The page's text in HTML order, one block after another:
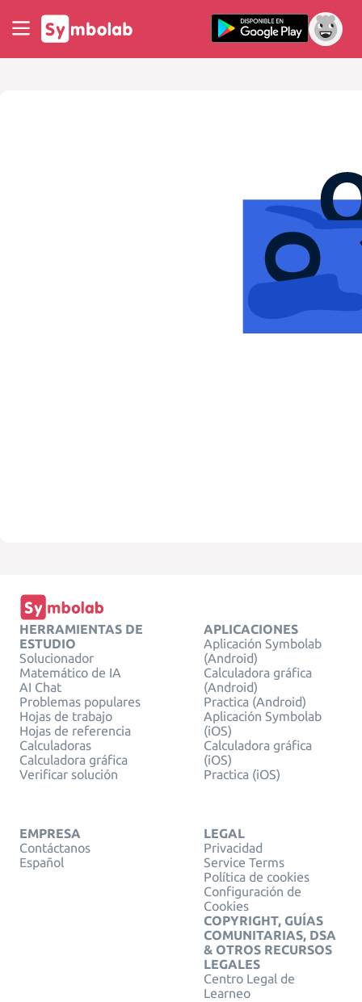
HERRAMIENTAS DE
ESTUDIO
Solucionador
Matemático de IA
AI Chat
Problemas populares
Hojas de trabajo
Hojas de referencia
Calculadoras
Calculadora gráfica
Verificar solución
APLICACIONES
Aplicación Symbolab
(Android)
Calculadora gráfica
(Android)
Practica (Android)
Aplicación Symbolab
(iOS)
Calculadora gráfica
(iOS)
Practica (iOS)
EMPRESA
Contáctanos
Español
LEGAL
Privacidad
Service Terms
Política de cookies
Configuración de
Cookies
COPYRIGHT, GUÍAS
COMUNITARIAS, DSA
& OTROS RECURSOS
LEGALES
Centro Legal de
Learneo